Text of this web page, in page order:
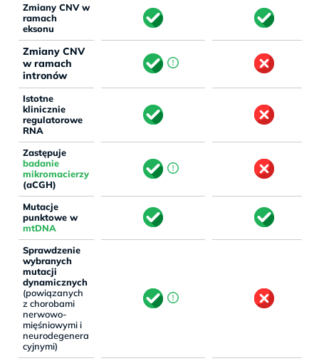
Zmiany CNV w
ramach
eksonu
Zmiany CNV
w ramach
intronów
Istotne
klinicznie
regulatorowe
RNA
Zastępuje
badanie
mikromacierzy
(aCGH)
Mutacje
punktowe w
mtDNA
Sprawdzenie
wybranych
mutacji
dynamicznych
(powiązanych
z chorobami
nerwowo-
mięśniowymi i
neurodegenera
cyjnymi)